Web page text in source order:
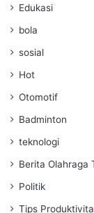
Edukasi
bola
sosial
Hot
Otomotif
Badminton
teknologi
Berita Olahraga
Politik
Tips